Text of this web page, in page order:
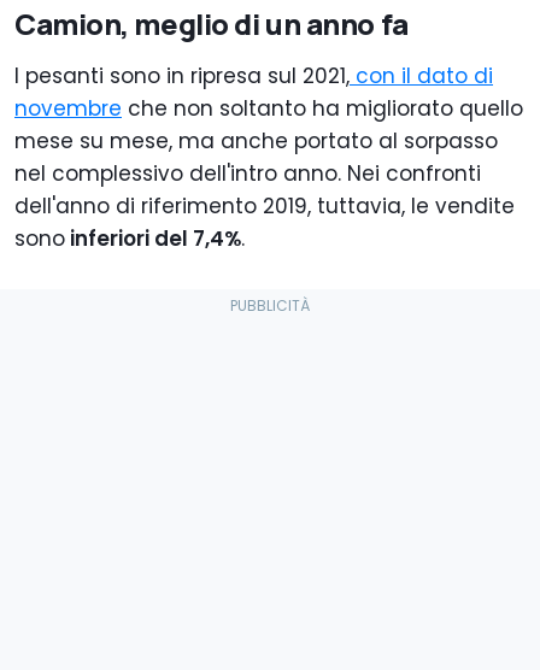
Camion, meglio di un anno fa
I pesanti sono in ripresa sul 2021, con il dato di
novembre che non soltanto ha migliorato quello
mese su mese, ma anche portato al sorpasso
nel complessivo dell'intro anno. Nei confronti
dell'anno di riferimento 2019, tuttavia, le vendite
sono inferiori del 7,4%.